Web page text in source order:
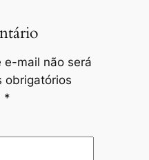
e-mail não será
obrigatórios
*